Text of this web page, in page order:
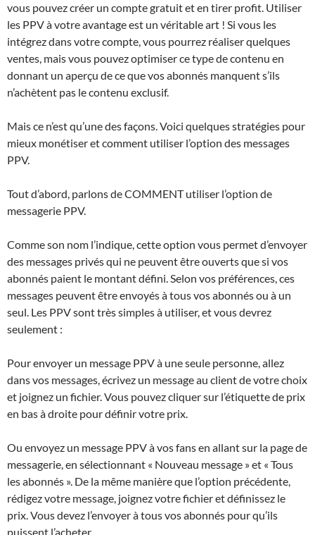
vous pouvez créer un compte gratuit et en tirer profit. Utiliser
les PPV à votre avantage est un véritable art ! Si vous les
intégrez dans votre compte, vous pourrez réaliser quelques
ventes, mais vous pouvez optimiser ce type de contenu en
donnant un aperçu de ce que vos abonnés manquent s’ils
n’achètent pas le contenu exclusif.
Mais ce n’est qu’une des façons. Voici quelques stratégies pour
mieux monétiser et comment utiliser l’option des messages
PPV.
Tout d’abord, parlons de COMMENT utiliser l’option de
messagerie PPV.
Comme son nom l’indique, cette option vous permet d’envoyer
des messages privés qui ne peuvent être ouverts que si vos
abonnés paient le montant défini. Selon vos préférences, ces
messages peuvent être envoyés à tous vos abonnés ou à un
seul. Les PPV sont très simples à utiliser, et vous devrez
seulement :
Pour envoyer un message PPV à une seule personne, allez
dans vos messages, écrivez un message au client de votre choix
et joignez un fichier. Vous pouvez cliquer sur l’étiquette de prix
en bas à droite pour définir votre prix.
Ou envoyez un message PPV à vos fans en allant sur la page de
messagerie, en sélectionnant « Nouveau message » et « Tous
les abonnés ». De la même manière que l’option précédente,
rédigez votre message, joignez votre fichier et définissez le
prix. Vous devez l’envoyer à tous vos abonnés pour qu’ils
puissent l’acheter.